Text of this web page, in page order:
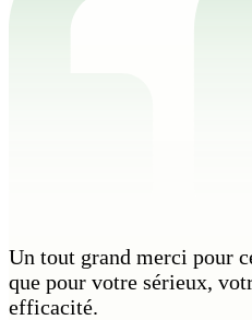
Un tout grand merci pour
que pour votre sérieux,
efficacité.